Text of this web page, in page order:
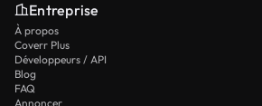
Entreprise
À propos
Coverr Plus
Développeurs / API
Blog
FAQ
Annoncer